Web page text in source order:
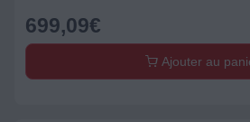
699,09€
Ajouter au